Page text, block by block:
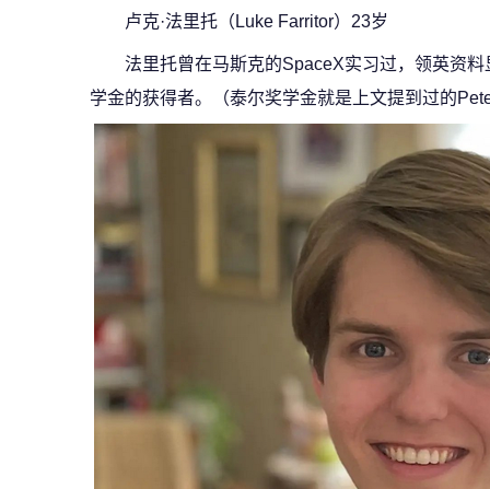
卢克·法里托（Luke Farritor）23岁
法里托曾在马斯克的SpaceX实习过，领英资
学金的获得者。（泰尔奖学金就是上文提到过的